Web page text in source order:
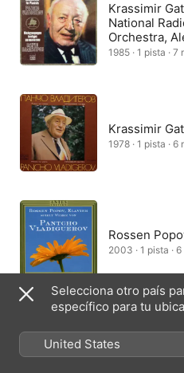
Krassimir
National
Orchestra,
1985 · 1 pista · 7
Krassimir
1978 · 1 pista · 6
Rossen
2003 · 1 pista · 6
Ivan Evtimov
2000 · 1 pista ·
Selecciona otro país
específico para tu
United States